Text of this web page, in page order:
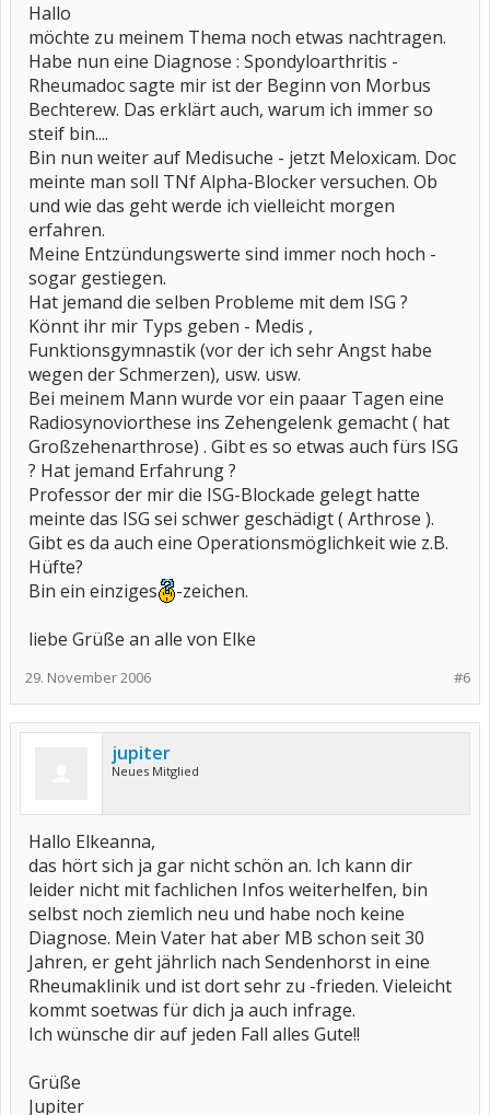
Hallo
möchte zu meinem Thema noch etwas nachtragen.
Habe nun eine Diagnose : Spondyloarthritis -
Rheumadoc sagte mir ist der Beginn von Morbus
Bechterew. Das erklärt auch, warum ich immer so
steif bin....
Bin nun weiter auf Medisuche - jetzt Meloxicam. Doc
meinte man soll TNf Alpha-Blocker versuchen. Ob
und wie das geht werde ich vielleicht morgen
erfahren.
Meine Entzündungswerte sind immer noch hoch -
sogar gestiegen.
Hat jemand die selben Probleme mit dem ISG ?
Könnt ihr mir Typs geben - Medis ,
Funktionsgymnastik (vor der ich sehr Angst habe
wegen der Schmerzen), usw. usw.
Bei meinem Mann wurde vor ein paaar Tagen eine
Radiosynoviorthese ins Zehengelenk gemacht ( hat
Großzehenarthrose) . Gibt es so etwas auch fürs ISG
? Hat jemand Erfahrung ?
Professor der mir die ISG-Blockade gelegt hatte
meinte das ISG sei schwer geschädigt ( Arthrose ).
Gibt es da auch eine Operationsmöglichkeit wie z.B.
Hüfte?
Bin ein einziges
-zeichen.
liebe Grüße an alle von Elke
#6
29. November 2006
jupiter
Neues Mitglied
Hallo Elkeanna,
das hört sich ja gar nicht schön an. Ich kann dir
leider nicht mit fachlichen Infos weiterhelfen, bin
selbst noch ziemlich neu und habe noch keine
Diagnose. Mein Vater hat aber MB schon seit 30
Jahren, er geht jährlich nach Sendenhorst in eine
Rheumaklinik und ist dort sehr zu -frieden. Vieleicht
kommt soetwas für dich ja auch infrage.
Ich wünsche dir auf jeden Fall alles Gute!!
Grüße
Jupiter